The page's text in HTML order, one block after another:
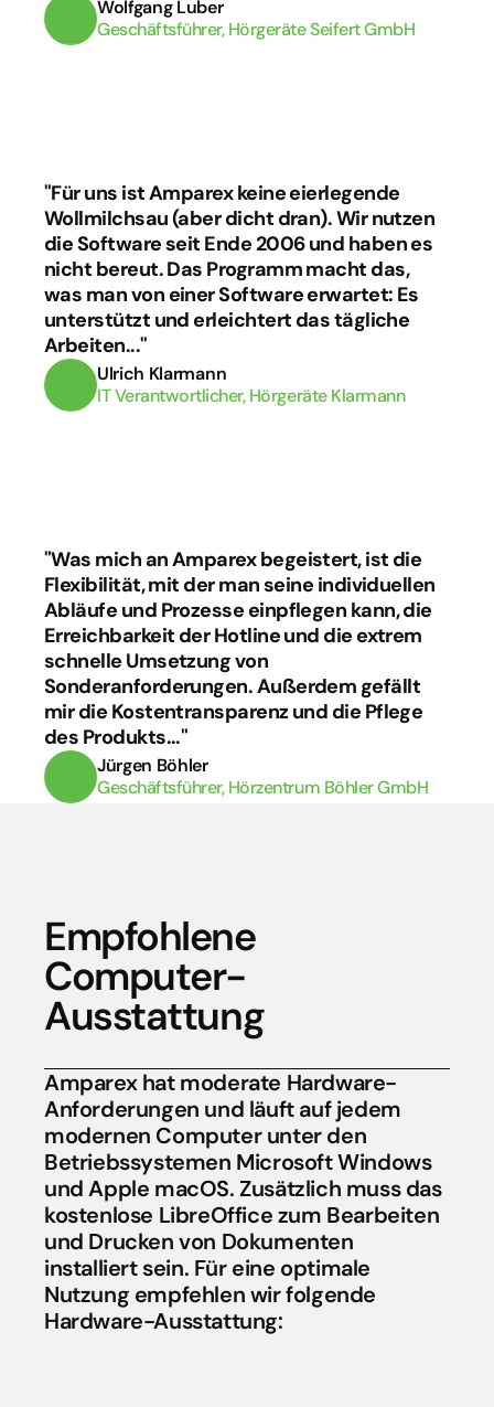
Wolfgang Luber
Geschäftsführer, Hörgeräte Seifert GmbH
"Für uns ist Amparex keine eierlegende
Wollmilchsau (aber dicht dran). Wir nutzen
die Software seit Ende 2006 und haben es
nicht bereut. Das Programm macht das,
was man von einer Software erwartet: Es
unterstützt und erleichtert das tägliche
Arbeiten..."
Ulrich Klarmann
IT Verantwortlicher, Hörgeräte Klarmann
"Was mich an Amparex begeistert, ist die
Flexibilität, mit der man seine individuellen
Abläufe und Prozesse einpflegen kann, die
Erreichbarkeit der Hotline und die extrem
schnelle Umsetzung von
Sonderanforderungen. Außerdem gefällt
mir die Kostentransparenz und die Pflege
des Produkts..."
Jürgen Böhler
Geschäftsführer, Hörzentrum Böhler GmbH
Empfohlene
Computer-
Ausstattung
Amparex hat moderate Hardware-
Anforderungen und läuft auf jedem
modernen Computer unter den
Betriebssystemen Microsoft Windows
und Apple macOS. Zusätzlich muss das
kostenlose LibreOffice zum Bearbeiten
und Drucken von Dokumenten
installiert sein. Für eine optimale
Nutzung empfehlen wir folgende
Hardware-Ausstattung: